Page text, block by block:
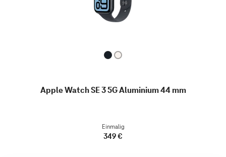
Apple Watch SE 3 5G Aluminium 44 mm
Einmalig
349 €